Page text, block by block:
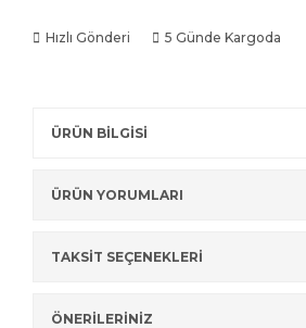
Hızlı Gönderi 5 Günde Kargoda
ÜRÜN BİLGİSİ
ÜRÜN YORUMLARI
TAKSİT SEÇENEKLERİ
ÖNERİLERİNİZ